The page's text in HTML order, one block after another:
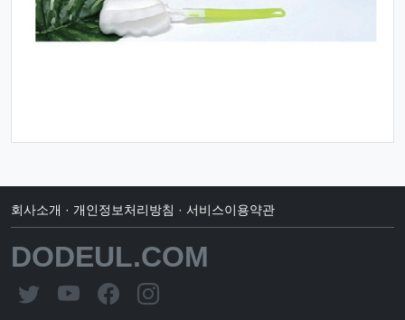
회사소개 · 개인정보처리방침 · 서비스이용약관
DODEUL.COM